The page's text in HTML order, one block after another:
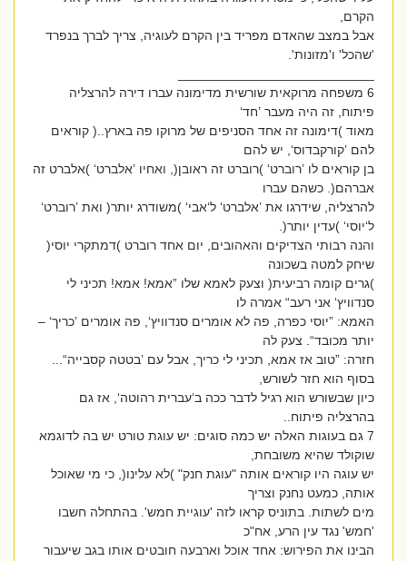
הקרם,
אבל במצב שהאדם מפריד בין הקרם לעוגיה, צריך לברך בנפרד
'שהכל' ו'מזונות'.
6 משפחה מרוקאית שורשית מדימונה עברו דירה להרצליה
פיתוח, זה היה מעבר ’חד‘
מאוד )דימונה זה אחד הסניפים של מרוקו פה בארץ..( קוראים
להם ’קורקבדוס‘, יש להם
בן קוראים לו ’רוברט‘ )רוברט זה ראובן(, ואחיו ’אלברט‘ )אלברט זה
אברהם(. כשהם עברו
להרצליה, שידרגו את ’אלברט‘ ל‘אבי‘ )משודרג יותר( ואת ’רוברט‘
ל‘יוסי‘ )עדין יותר(.
והנה רבותי הצדיקים והאהובים, יום אחד רוברט )דמתקרי יוסי(
שיחק למטה בשכונה
)גרים קומה רביעית( וצעק לאמא שלו ”אמא! אמא! תכיני לי
סנדוויץ‘ אני רעב“ אמרה לו
האמא: ”יוסי כפרה, פה לא אומרים סנדוויץ‘, פה אומרים ’כריך‘ –
יותר מכובד“. צעק לה
חזרה: ”טוב אז אמא, תכיני לי כריך, אבל עם ’בטטה קסבייה“...
בסוף הוא חזר לשורש,
כיון שבשורש הוא רגיל לדבר ככה ב‘עברית רהוטה‘, אז גם
בהרצליה פיתוח..
7 גם בעוגות האלה יש כמה סוגים: יש עוגת טורט יש בה לדוגמא
שוקולד שהיא משובחת,
יש עוגה היו קוראים אותה "עוגת חנק" )לא עלינו(, כי מי שאוכל
אותה, כמעט נחנק וצריך
מים לשתות. בתוניס קראו לזה 'עוגיית חמש'. בהתחלה חשבו
'חמש' נגד עין הרע, אח"כ
הבינו את הפירוש: אחד אוכל וארבעה חובטים אותו בגב שיעבור